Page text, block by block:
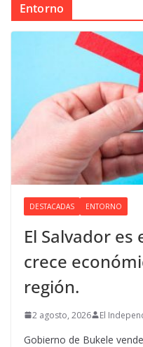
Entorno
DESTACADAS ENTORNO
El Salvador
crece
región.
2 agosto, 2026 El
Gobierno de Bukele